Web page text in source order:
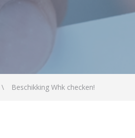
Beschikking Whk checken!